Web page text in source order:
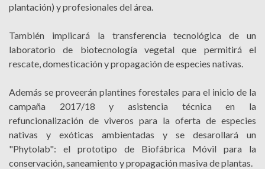
plantación) y profesionales del área.
También implicará la transferencia tecnológica de un
laboratorio de biotecnología vegetal que permitirá el
rescate, domesticación y propagación de especies nativas.
Además se proveerán plantines forestales para el inicio de la
campaña 2017/18 y asistencia técnica en la
refuncionalización de viveros para la oferta de especies
nativas y exóticas ambientadas y se desarollará un
"Phytolab": el prototipo de Biofábrica Móvil para la
conservación, saneamiento y propagación masiva de plantas.